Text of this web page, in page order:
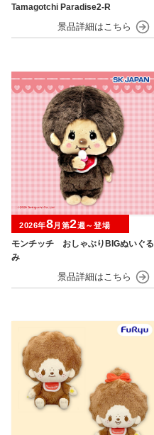
Tamagotchi Paradise2-R
モンチッチ おしゃぶりBIGぬいぐる
み
2026年8月第2週～登場